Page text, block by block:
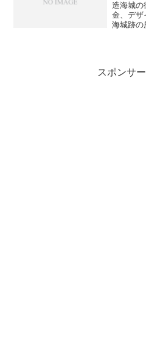
造海城の
金、デザ
海城跡の
スポンサ